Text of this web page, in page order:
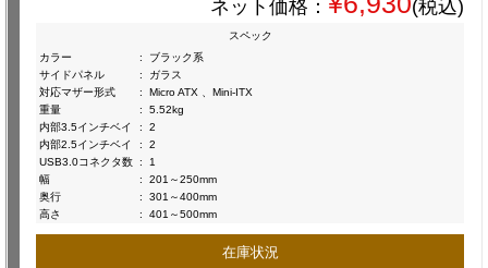
ネット価格： (税込)
スペック
カラー
:
ブラック系
サイドパネル
:
ガラス
対応マザー形式
:
Micro ATX 、Mini-ITX
重量
:
5.52kg
内部3.5インチベイ
:
2
内部2.5インチベイ
:
2
USB3.0コネクタ数 :
1
幅
:
201～250mm
奥行
:
301～400mm
高さ
: 401～500mm
在庫状況